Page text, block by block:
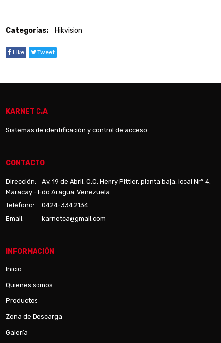
Categorías: Hikvision
Like Tweet
KARNET C.A
Sistemas de identificación y control de acceso.
CONTACTO
Dirección:
Av. 19 de Abril, C.C. Henry Pittier, planta baja, local Nr° 4.
Maracay - Edo Aragua. Venezuela.
Teléfono:
0424-334 2134
Email:
karnetca@gmail.com
INFORMACIÓN
Inicio
Quienes somos
Productos
Zona de Descarga
Galería